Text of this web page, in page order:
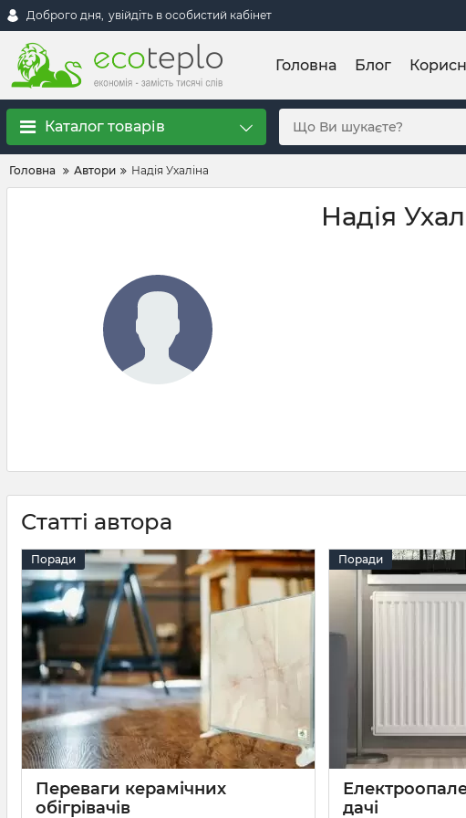
Доброго дня, увійдіть в особистий кабінет
Головна Блог
Каталог товарів
Головна Автори Надія Ухаліна
Надія
Статті автора
Поради
Переваги керамічних
обігрівачів
Поради
дачі